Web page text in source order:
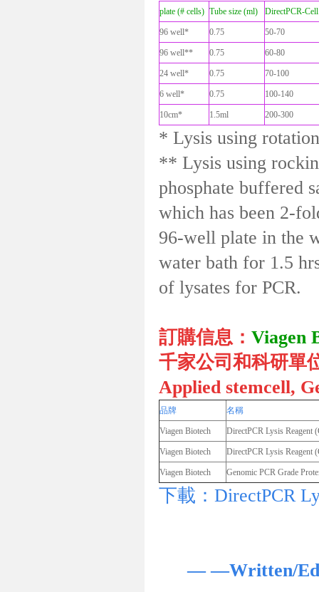
plate (# cells) Tube size (ml) DirectPCR-
96 well* 0.75 50-70
96 well** 0.75 60-80
24 well* 0.75 70-100
6 well* 0.75 100-140
10cm* 1.5ml 200-300
* Lysis using
** Lysis using
phosphate buffered
which has been 2-
96-well plate in the
water bath for 1.5
of lysates for PCR.
訂購信息： Viagen
千家公司和科研單
Applied stemcell,
品牌 名稱
Viagen Biotech DirectPCR Lysis Reagent
Viagen Biotech DirectPCR Lysis Reagent
Viagen Biotech Genomic PCR Grade
下載：DirectPCR
— —Written/